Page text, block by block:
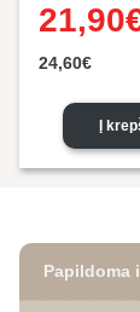
24,60€
Original
price was:
24,60€.
21,90
Current
price is:
21,90€.
Į
Papildoma